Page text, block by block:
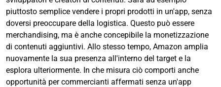
piuttosto semplice vendere i propri prodotti in un'app, senza
doversi preoccupare della logistica. Questo può essere
merchandising, ma è anche concepibile la monetizzazione
di contenuti aggiuntivi. Allo stesso tempo, Amazon amplia
nuovamente la sua presenza all'interno del target e la
esplora ulteriormente. In che misura ciò comporti anche
opportunità per commercianti affermati senza un'app